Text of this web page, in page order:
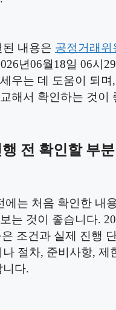
내용은 공정거래위
년06월18일 06시
우는 데 도움이 되며
해서 확인하는 것이
전 확인할 부분
는 처음 확인한 내
는 것이 좋습니다.
조건과 실제 진행
절차, 준비사항, 제
다.